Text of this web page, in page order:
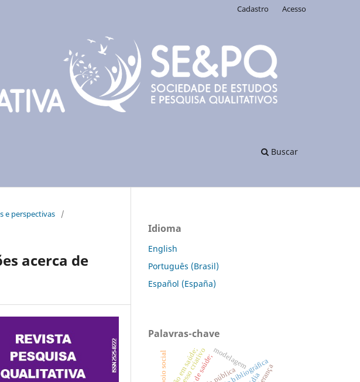
Buscar
Cadastro Acesso
e perspectivas
/
acerca de
Idioma
English
Português (Brasil)
Español (España)
Palavras-chave
processo criativo modelagem
gestão em saúde;